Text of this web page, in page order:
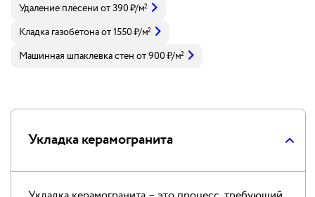
Удаление плесени от390₽/м2
Кладка газобетонаот1550₽/м2
Машинная шпаклевка стен от900₽/м2
Укладка керамогранита